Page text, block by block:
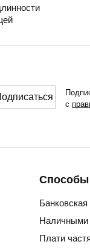
с
Банковская
Наличными
Плати